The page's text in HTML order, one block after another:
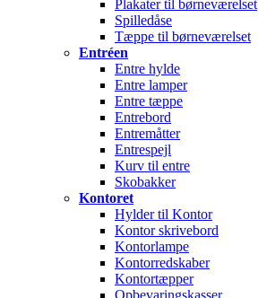
Plakater til børneværelset
Spilledåse
Tæppe til børneværelset
Entréen
Entre hylde
Entre lamper
Entre tæppe
Entrebord
Entremåtter
Entrespejl
Kurv til entre
Skobakker
Kontoret
Hylder til Kontor
Kontor skrivebord
Kontorlampe
Kontorredskaber
Kontortæpper
Opbevaringskasser